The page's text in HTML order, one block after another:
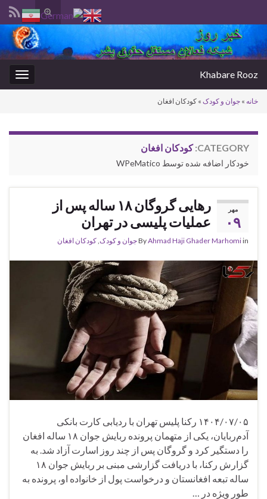
Toggle
search
form
Search for:
Khabare Rooz
خانه » جوان و کودک » کودکان افغان
CATEGORY: کودکان افغان
خودکار اضافه شده توسط WPeMatico
مهر
۰۹
رهایی گروگان ۱۸ ساله پس از
عملیات پلیسی در تهران
ByAhmad Haji Ghader Marhomiin جوان و کودک کودکان افغان
۱۴۰۴/۰۷/۰۵ رکنا پلیس تهران با ردیابی کارت بانکی
آدم‌ربایان، یکی از متهمان پرونده ربایش جوان ۱۸ ساله افغان
را دستگیر کرد و گروگان پس از چند روز اسارت آزاد شد. به
گزارش رکنا، با دریافت گزارشی مبنی بر ربایش جوان ۱۸
ساله تبعه افغانستان و درخواست پول از خانواده او، پرونده به
طور ویژه در …